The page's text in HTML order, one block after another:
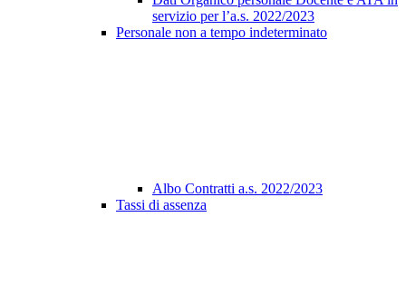
servizio per l’a.s. 2022/2023
Personale non a tempo indeterminato
Albo Contratti a.s. 2022/2023
Tassi di assenza